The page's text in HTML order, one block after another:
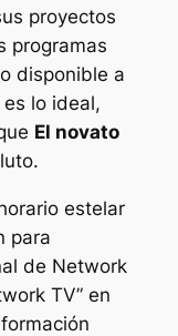
proyectos
programas
disponible a
lo ideal,
El novato
estelar
para
de Network
TV” en